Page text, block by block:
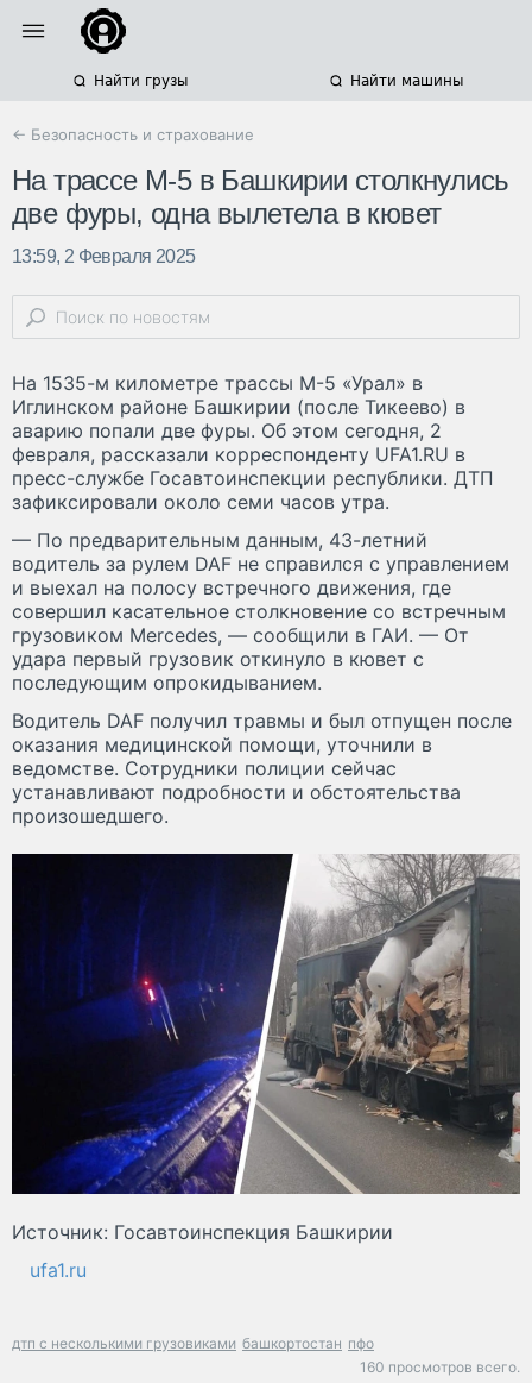
Найти грузы Найти машины
← Безопасность и страхование
На трассе М-5 в Башкирии столкнулись
две фуры, одна вылетела в кювет
13:59, 2 Февраля 2025
На 1535-м километре трассы М-5 «Урал» в
Иглинском районе Башкирии (после Тикеево) в
аварию попали две фуры. Об этом сегодня, 2
февраля, рассказали корреспонденту UFA1.RU в
пресс-службе Госавтоинспекции республики. ДТП
зафиксировали около семи часов утра.
— По предварительным данным, 43-летний
водитель за рулем DAF не справился с управлением
и выехал на полосу встречного движения, где
совершил касательное столкновение со встречным
грузовиком Mercedes, — сообщили в ГАИ. — От
удара первый грузовик откинуло в кювет с
последующим опрокидыванием.
Водитель DAF получил травмы и был отпущен после
оказания медицинской помощи, уточнили в
ведомстве. Сотрудники полиции сейчас
устанавливают подробности и обстоятельства
произошедшего.
Источник: Госавтоинспекция Башкирии
ufa1.ru
дтп с несколькими грузовиками башкортостан пфо
160 просмотров всего.